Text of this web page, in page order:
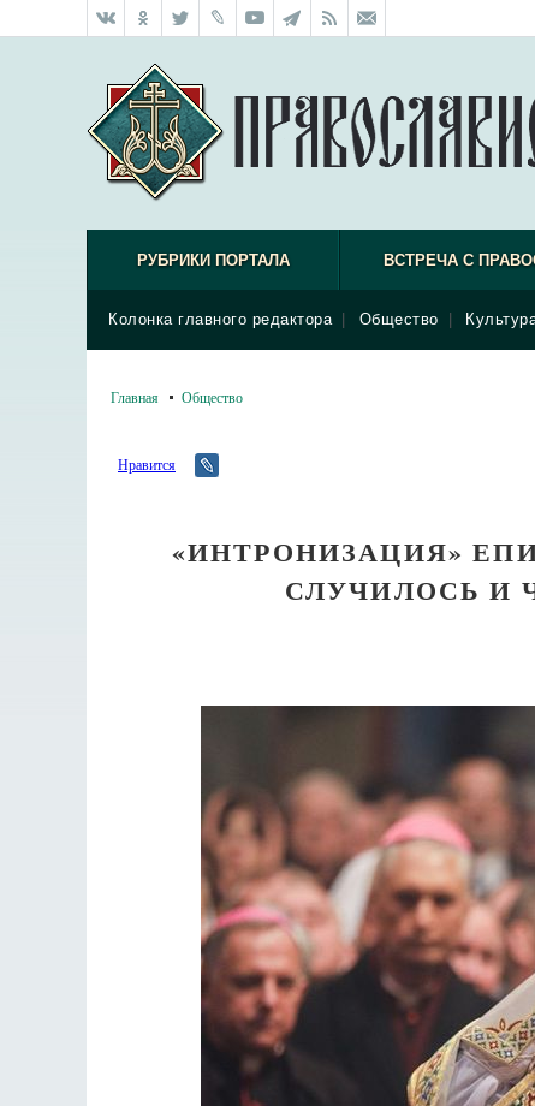
РУБРИКИ ПОРТАЛА ВСТРЕЧА С
Колонка главного редактора Общество
Главная Общество
Нравится
«ИНТРОНИЗАЦИЯ»
СЛУЧИЛОСЬ И